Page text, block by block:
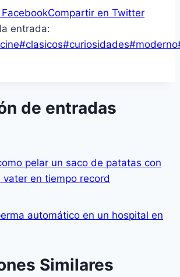
Compartir en Twitter
entrada:
cine#clasicos#curiosidades#moderno
de entradas
pelar un saco de patatas con
en tiempo record
automático en un hospital en
Similares